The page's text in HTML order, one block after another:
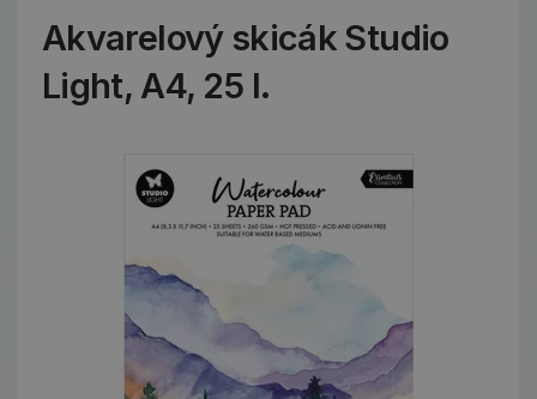
Akvarelový skicák Studio
Light, A4, 25 l.